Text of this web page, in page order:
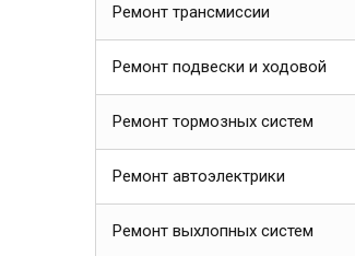
Ремонт трансмиссии
Ремонт подвески и ходовой
Ремонт тормозных систем
Ремонт автоэлектрики
Ремонт выхлопных систем